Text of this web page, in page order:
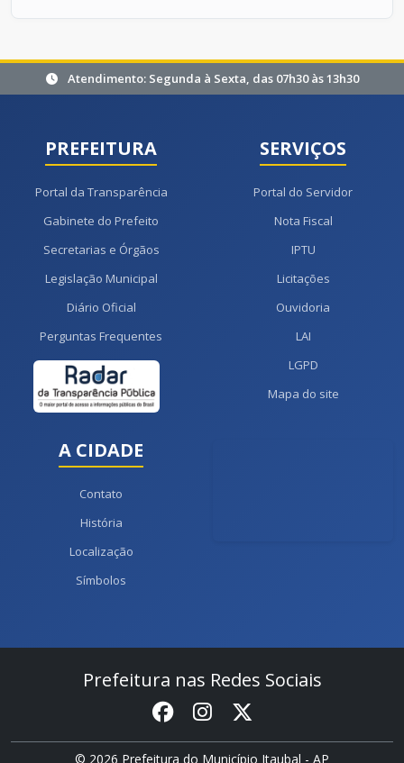
Atendimento: Segunda à Sexta, das 07h30 às 13h30
PREFEITURA
Portal da Transparência
Gabinete do Prefeito
Secretarias e Órgãos
Legislação Municipal
Diário Oficial
Perguntas Frequentes
SERVIÇOS
Portal do Servidor
Nota Fiscal
IPTU
Licitações
Ouvidoria
LAI
LGPD
Mapa do site
A CIDADE
Contato
História
Localização
Símbolos
Prefeitura nas Redes Sociais
© 2026 Prefeitura do Município Itaubal - AP